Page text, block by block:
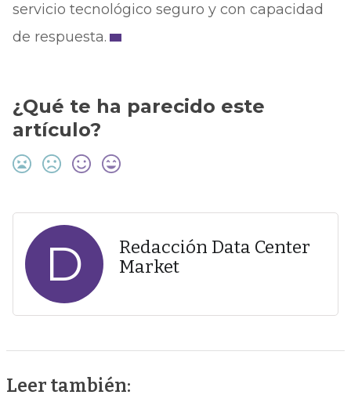
servicio tecnológico seguro y con capacidad
de respuesta.
¿Qué te ha parecido este
artículo?
D
Redacción Data Center
Market
Leer también: